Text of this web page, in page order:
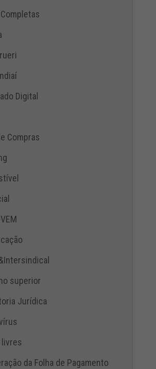
Digital
Compras
superior
Jurídica
da Folha de Pagamento